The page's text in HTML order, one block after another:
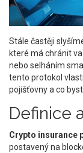
Stále častěji
které má chránit
nebo selháním
tento protokol
pojišťovny a co
Definice
Crypto insurance
postavený na